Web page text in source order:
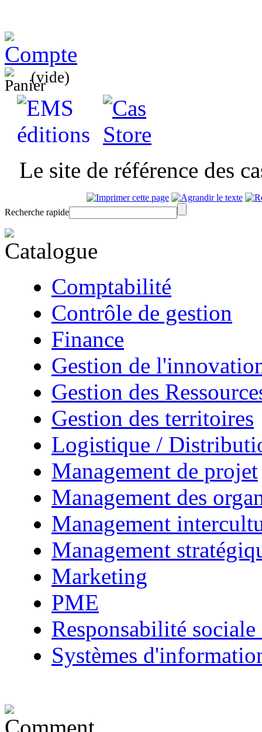
(vide)
Le site de référence des
Recherche rapide
Comptabilité
Contrôle de gestion
Finance
Gestion de
Gestion des
Gestion des territoires
Logistique /
Management de projet
Management des
Management
Management
Marketing
PME
Responsabilité
Systèmes